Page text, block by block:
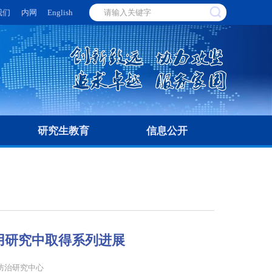
们 内网 English
研究生教育 信息公开
究中取得系列进展
治研究中心